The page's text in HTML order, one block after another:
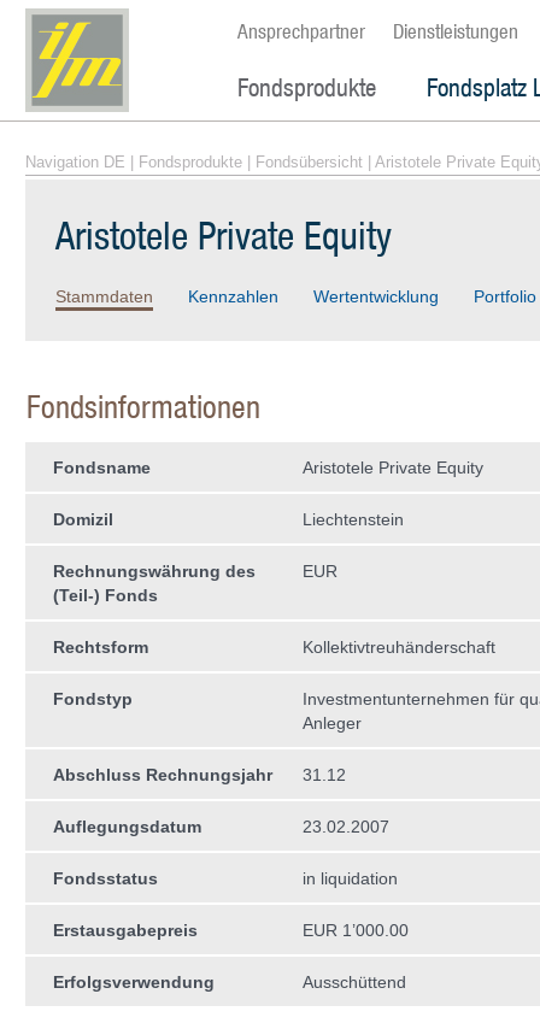
Ansprechpartner Dienstleistungen
Fondsprodukte Fondsplatz
Navigation DE Fondsprodukte Fondsübersicht | Aristotele Private
Aristotele Private Equity
Stammdaten Kennzahlen Wertentwicklung Portfolio
Fondsinformationen
Fondsname Aristotele Private Equity
Domizil Liechtenstein
Rechnungswährung des
(Teil-) Fonds
EUR
Rechtsform Kollektivtreuhän­derschaft
Fondstyp
Investmentunternehmen für
Anleger
Abschluss Rechnungsjahr 31.12
Auflegungsdatum 23.02.2007
Fondsstatus in liquidation
Erstausgabepreis EUR 1’000.00
Erfolgsverwendung Ausschüttend